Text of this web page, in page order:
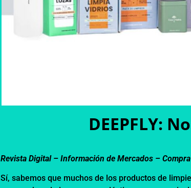
DEEPFLY:
Revista Digital – Información de Mercados –
Sí, sabemos que muchos de los productos de